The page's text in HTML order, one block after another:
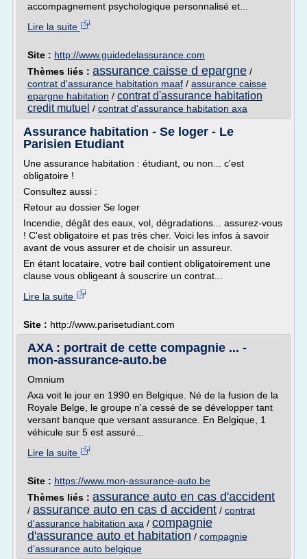
accompagnement psychologique personnalisé et...
Lire la suite
Site : http://www.guidedelassurance.com
Thèmes liés : assurance caisse d epargne /
contrat d'assurance habitation maaf / assurance caisse
epargne habitation / contrat d'assurance habitation
credit mutuel / contrat d'assurance habitation axa
Assurance habitation - Se loger - Le
Parisien Etudiant
Une assurance habitation : étudiant, ou non... c'est
obligatoire !
Consultez aussi :
Retour au dossier Se loger
Incendie, dégât des eaux, vol, dégradations... assurez-vous
! C'est obligatoire et pas très cher. Voici les infos à savoir
avant de vous assurer et de choisir un assureur.
En étant locataire, votre bail contient obligatoirement une
clause vous obligeant à souscrire un contrat...
Lire la suite
Site : http://www.parisetudiant.com
AXA : portrait de cette compagnie ... -
mon-assurance-auto.be
Omnium
Axa voit le jour en 1990 en Belgique. Né de la fusion de la
Royale Belge, le groupe n'a cessé de se développer tant
versant banque que versant assurance. En Belgique, 1
véhicule sur 5 est assuré...
Lire la suite
Site : https://www.mon-assurance-auto.be
Thèmes liés : assurance auto en cas d'accident
/ assurance auto en cas d accident / contrat
d'assurance habitation axa / compagnie
d'assurance auto et habitation / compagnie
d'assurance auto belgique